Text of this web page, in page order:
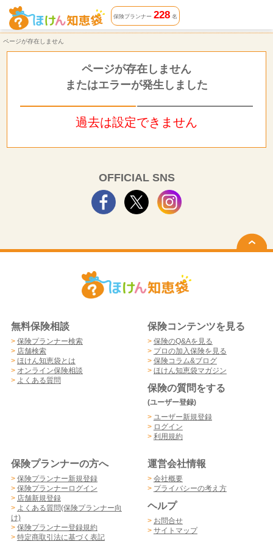
ページが存在しません | ほけん知恵袋
保険プランナー 228名
ページが存在しません
ページが存在しません
またはエラーが発生しました
過去は設定できません
OFFICIAL SNS
無料保険相談
> 保険プランナー検索
> 店舗検索
> ほけん知恵袋とは
> オンライン保険相談
> よくある質問
保険コンテンツを見る
> 保険のQ&Aを見る
> プロの加入保険を見る
> 保険コラム&ブログ
> ほけん知恵袋マガジン
保険の質問をする
(ユーザー登録)
> ユーザー新規登録
> ログイン
> 利用規約
保険プランナーの方へ
> 保険プランナー新規登録
> 保険プランナーログイン
> 店舗新規登録
> よくある質問(保険プランナー向
け)
> 保険プランナー登録規約
> 特定商取引法に基づく表記
運営会社情報
> 会社概要
> プライバシーの考え方
ヘルプ
> お問合せ
> サイトマップ